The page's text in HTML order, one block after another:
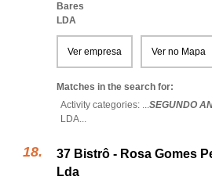
Bares
LDA
Ver empresa Ver no Mapa
Matches in the search for:
Activity categories: ...SEGUNDO
LDA...
37 Bistrô - Rosa Gomes
Lda